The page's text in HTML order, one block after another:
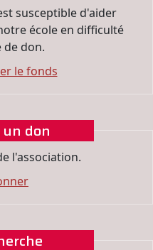
susceptible d'aider
école en difficulté
de don.
le fonds
don
l'association.